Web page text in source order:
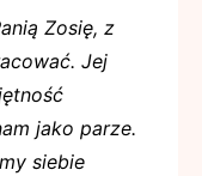
Zosię, z
Jej
jako parze.
siebie